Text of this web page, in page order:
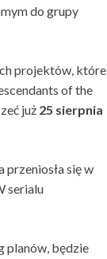
do grupy
projektów, które
of the
już 25 sierpnia
się w
serialu
planów, będzie